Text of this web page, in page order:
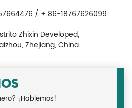
/ + 86-18767626099
Zhixin Developed,
Zhejiang, China.
¡Hablemos!